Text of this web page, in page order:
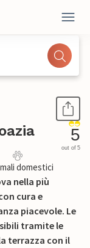
5
out of 5
domestici
nella più
cura e
piacevole. Le
tramite le
terrazza con il